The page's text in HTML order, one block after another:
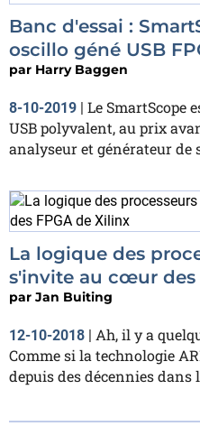
Banc d'essai :
oscillo géné USB
par Harry Baggen
8-10-2019 | Le SmartScope
USB polyvalent, au prix
analyseur et générateur de
La logique des
s'invite au cœur des
par Jan Buiting
12-10-2018 | Ah, il y a
Comme si la technologie
depuis des décennies dans